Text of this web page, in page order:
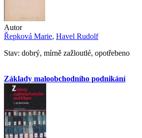
Autor
Řepková Marie, Havel Rudolf
Stav: dobrý, mírně zažloutlé, opotřebeno
Základy maloobchodního podnikání